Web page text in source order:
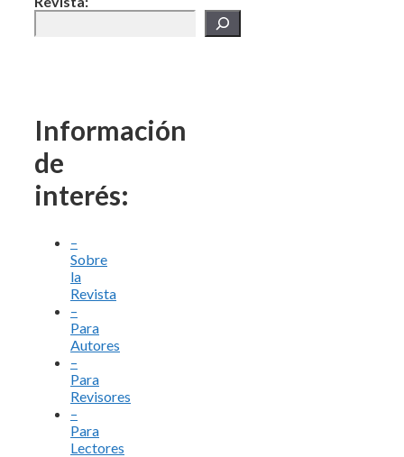
Información
de
interés:
–
Sobre
la
Revista
–
Para
Autores
–
Para
Revisores
–
Para
Lectores